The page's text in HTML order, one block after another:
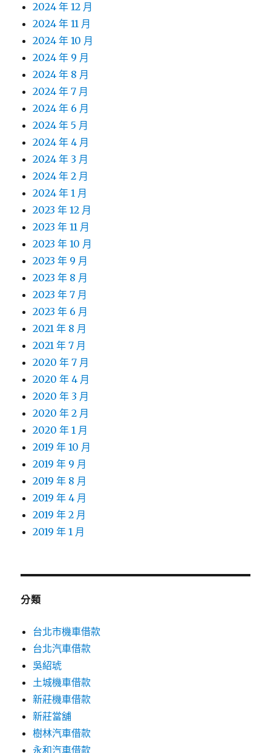
2024 年 12 月
2024 年 11 月
2024 年 10 月
2024 年 9 月
2024 年 8 月
2024 年 7 月
2024 年 6 月
2024 年 5 月
2024 年 4 月
2024 年 3 月
2024 年 2 月
2024 年 1 月
2023 年 12 月
2023 年 11 月
2023 年 10 月
2023 年 9 月
2023 年 8 月
2023 年 7 月
2023 年 6 月
2021 年 8 月
2021 年 7 月
2020 年 7 月
2020 年 4 月
2020 年 3 月
2020 年 2 月
2020 年 1 月
2019 年 10 月
2019 年 9 月
2019 年 8 月
2019 年 4 月
2019 年 2 月
2019 年 1 月
分類
台北市機車借款
台北汽車借款
吳紹琥
土城機車借款
新莊機車借款
新莊當舖
樹林汽車借款
永和汽車借款